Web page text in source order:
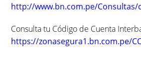
http://www.bn.com.pe/Consultas/
Consulta tu Código de Cuenta
https://zonasegura1.bn.com.pe/